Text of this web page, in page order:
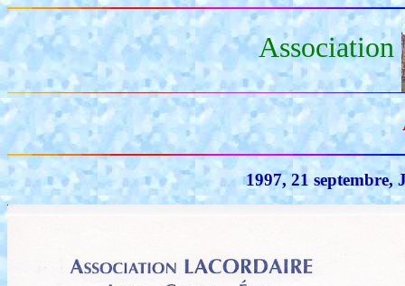
Association
1997, 21 septembre,